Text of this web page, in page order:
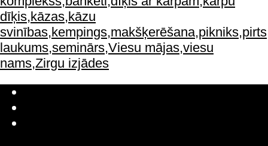
dīķis,kāzas,kāzu
svinības,kempings,makšķerēšana,pikniks,pirts
laukums,seminārs,Viesu mājas,viesu
nams,Zirgu izjādes